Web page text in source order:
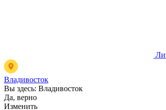
Владивосток
Вы здесь: Владивосток
Да, верно
Изменить